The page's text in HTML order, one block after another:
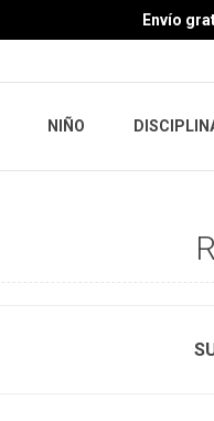
Envío
NIÑO